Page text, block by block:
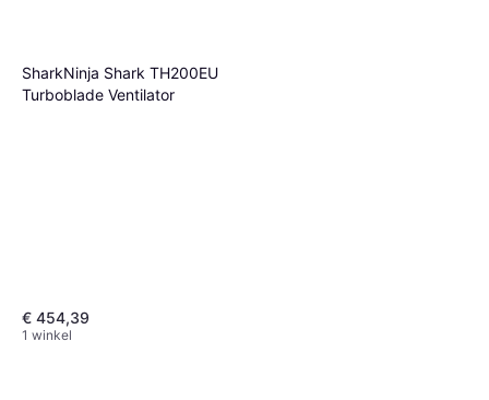
SharkNinja Shark TH200EU
Turboblade Ventilator
€ 454,39
1 winkel